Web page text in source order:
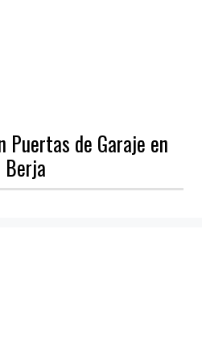
Puertas de Garaje en
Berja